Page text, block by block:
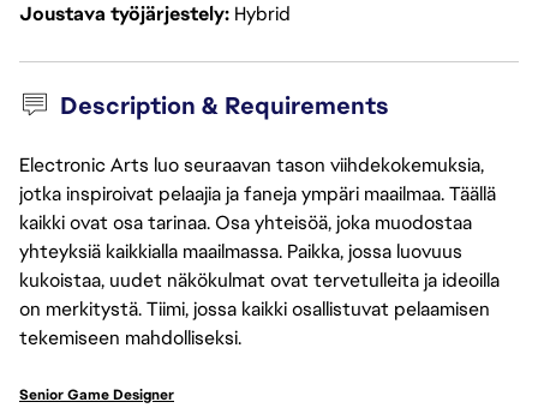
Joustava työjärjestely Hybrid
Description & Requirements
Electronic Arts luo seuraavan tason viihdekokemuksia,
jotka inspiroivat pelaajia ja faneja ympäri maailmaa. Täällä
kaikki ovat osa tarinaa. Osa yhteisöä, joka muodostaa
yhteyksiä kaikkialla maailmassa. Paikka, jossa luovuus
kukoistaa, uudet näkökulmat ovat tervetulleita ja ideoilla
on merkitystä. Tiimi, jossa kaikki osallistuvat pelaamisen
tekemiseen mahdolliseksi.
Senior Game Designer